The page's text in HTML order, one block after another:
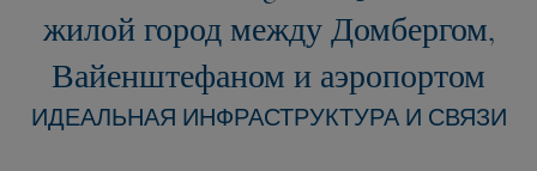
жилой город между Домбергом,
Вайенштефаном и аэропортом
ИДЕАЛЬНАЯ ИНФРАСТРУКТУРА И СВЯЗИ